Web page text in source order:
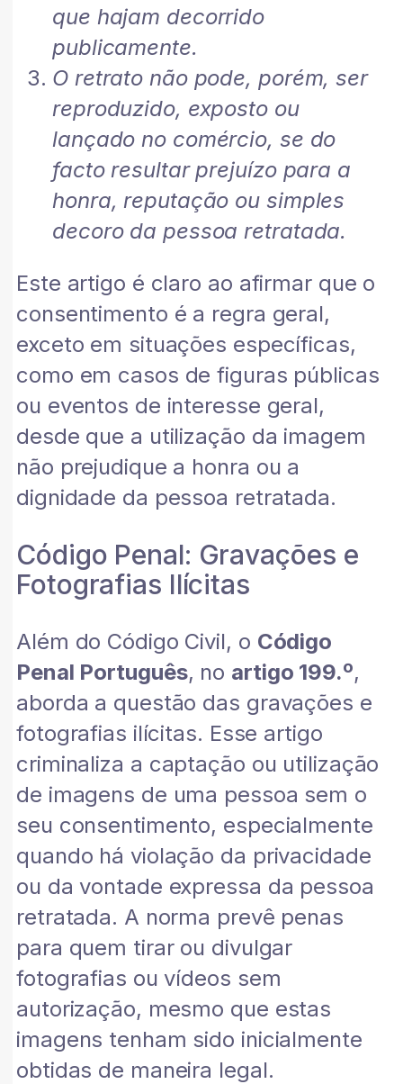
que hajam decorrido
publicamente.
O retrato não pode, porém, ser
reproduzido, exposto ou
lançado no comércio, se do
facto resultar prejuízo para a
honra, reputação ou simples
decoro da pessoa retratada.
Este artigo é claro ao afirmar que o
consentimento é a regra geral,
exceto em situações específicas,
como em casos de figuras públicas
ou eventos de interesse geral,
desde que a utilização da imagem
não prejudique a honra ou a
dignidade da pessoa retratada.
Código Penal: Gravações e
Fotografias Ilícitas
Além do Código Civil, o Código
Penal Português, no artigo 199.º,
aborda a questão das gravações e
fotografias ilícitas. Esse artigo
criminaliza a captação ou utilização
de imagens de uma pessoa sem o
seu consentimento, especialmente
quando há violação da privacidade
ou da vontade expressa da pessoa
retratada. A norma prevê penas
para quem tirar ou divulgar
fotografias ou vídeos sem
autorização, mesmo que estas
imagens tenham sido inicialmente
obtidas de maneira legal.